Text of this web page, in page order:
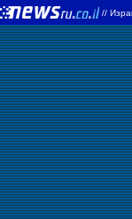
//